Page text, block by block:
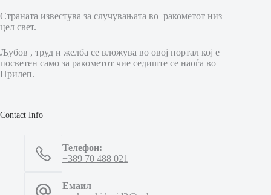
Страната известува за случувањата во ракометот низ
цел свет.
Љубов , труд и желба се вложува во овој портал кој е
посветен само за ракометот чие седиште се наоѓа во
Прилеп.
Contact Info
Телефон:
+389 70 488 021
Емаил